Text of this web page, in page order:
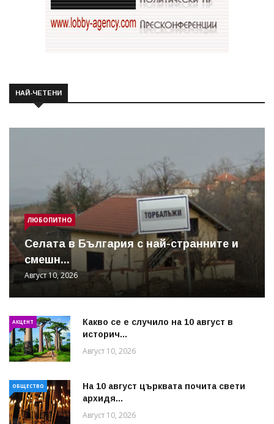
НАЙ-ЧЕТЕНИ
ЛЮБОПИТНО
Cелата в България с най-странните и
смешн...
Август 10, 2026
АКЦЕНТ
Какво се е случило на 10 август в
историч...
Август 10, 2026
ОБЩЕСТВО
На 10 август църквата почита свети
архидя...
Август 10, 2026